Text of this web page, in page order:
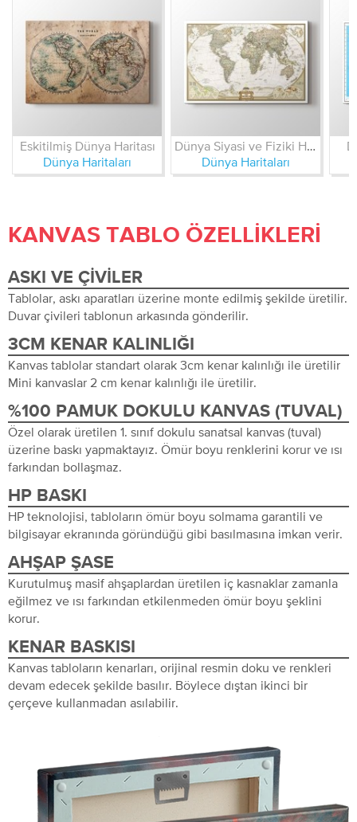
Eskitilmiş Dünya Haritası
Dünya Haritaları
Dünya Siyasi ve Fiziki Haritası
Dünya Haritaları
KANVAS TABLO ÖZELLIKLERI
ASKI VE ÇIVILER
Tablolar, askı aparatları üzerine monte edilmiş şekilde üretilir.
Duvar çivileri tablonun arkasında gönderilir.
3CM KENAR KALINLIĞI
Kanvas tablolar standart olarak 3cm kenar kalınlığı ile üretilir
Mini kanvaslar 2 cm kenar kalınlığı ile üretilir.
%100 PAMUK DOKULU KANVAS (TUVAL)
Özel olarak üretilen 1. sınıf dokulu sanatsal kanvas (tuval)
üzerine baskı yapmaktayız. Ömür boyu renklerini korur ve ısı
farkından bollaşmaz.
HP BASKI
HP teknolojisi, tabloların ömür boyu solmama garantili ve
bilgisayar ekranında göründüğü gibi basılmasına imkan verir.
AHŞAP ŞASE
Kurutulmuş masif ahşaplardan üretilen iç kasnaklar zamanla
eğilmez ve ısı farkından etkilenmeden ömür boyu şeklini
korur.
KENAR BASKISI
Kanvas tabloların kenarları, orijinal resmin doku ve renkleri
devam edecek şekilde basılır. Böylece dıştan ikinci bir
çerçeve kullanmadan asılabilir.